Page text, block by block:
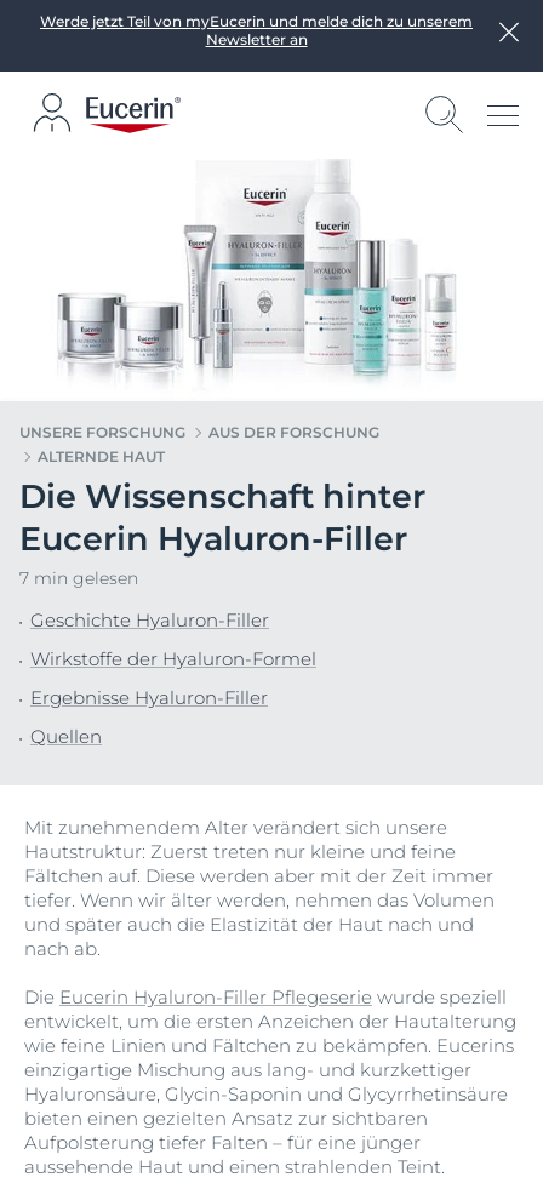
Werde jetzt Teil von myEucerin und melde dich zu unserem
Newsletter an
UNSERE FORSCHUNG
AUS DER FORSCHUNG
ALTERNDE HAUT
Die Wissenschaft hinter
Eucerin Hyaluron-Filler
7 min gelesen
Geschichte Hyaluron-Filler
Wirkstoffe der Hyaluron-Formel
Ergebnisse Hyaluron-Filler
Quellen
Mit zunehmendem Alter verändert sich unsere
Hautstruktur: Zuerst treten nur kleine und feine
Fältchen auf. Diese werden aber mit der Zeit immer
tiefer. Wenn wir älter werden, nehmen das Volumen
und später auch die Elastizität der Haut nach und
nach ab.
Die Eucerin Hyaluron-Filler Pflegeserie wurde speziell
entwickelt, um die ersten Anzeichen der Hautalterung
wie feine Linien und Fältchen zu bekämpfen. Eucerins
einzigartige Mischung aus lang- und kurzkettiger
Hyaluronsäure, Glycin-Saponin und Glycyrrhetinsäure
bieten einen gezielten Ansatz zur sichtbaren
Aufpolsterung tiefer Falten – für eine jünger
aussehende Haut und einen strahlenden Teint.